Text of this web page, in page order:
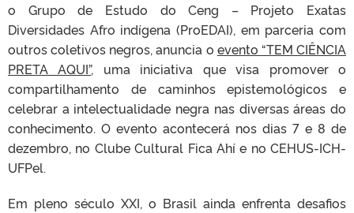
o Grupo de Estudo do Ceng – Projeto Exatas
Diversidades Afro indígena (ProEDAI), em parceria com
outros coletivos negros, anuncia o evento “TEM CIÊNCIA
PRETA AQUI”, uma iniciativa que visa promover o
compartilhamento de caminhos epistemológicos e
celebrar a intelectualidade negra nas diversas áreas do
conhecimento. O evento acontecerá nos dias 7 e 8 de
dezembro, no Clube Cultural Fica Ahí e no CEHUS-ICH-
UFPel.
Em pleno século XXI, o Brasil ainda enfrenta desafios